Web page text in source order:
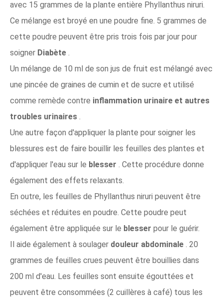
avec 15 grammes de la plante entière Phyllanthus niruri.
Ce mélange est broyé en une poudre fine. 5 grammes de
cette poudre peuvent être pris trois fois par jour pour
soigner Diabète .
Un mélange de 10 ml de son jus de fruit est mélangé avec
une pincée de graines de cumin et de sucre et utilisé
comme remède contre inflammation urinaire et autres
troubles urinaires .
Une autre façon d'appliquer la plante pour soigner les
blessures est de faire bouillir les feuilles des plantes et
d'appliquer l'eau sur le blesser . Cette procédure donne
également des effets relaxants.
En outre, les feuilles de Phyllanthus niruri peuvent être
séchées et réduites en poudre. Cette poudre peut
également être appliquée sur le blesser pour le guérir.
Il aide également à soulager douleur abdominale . 20
grammes de feuilles crues peuvent être bouillies dans
200 ml d'eau. Les feuilles sont ensuite égouttées et
peuvent être consommées (2 cuillères à café) tous les